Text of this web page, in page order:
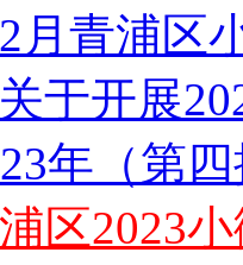
月青浦区
于开展
年（第
浦区2023